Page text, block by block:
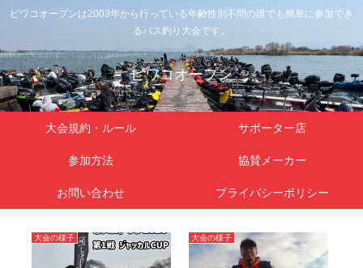
ビワコオープンは2003年から行っている年齢性別不問の誰でも簡単に参加でき
るバス釣り大会です。
ビワコオープン
大会規約・ルール サポーター店
参加方法 協賛メーカー
お問い合わせ プライバシーポリシー
大会の様子 大会の様子